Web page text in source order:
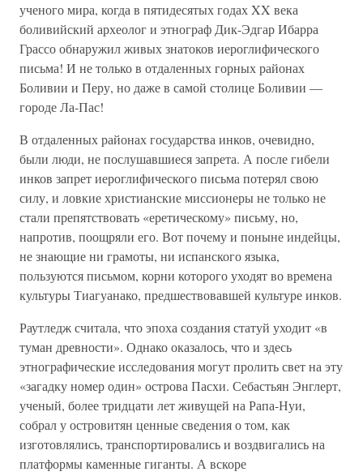
ученого мира, когда в пятидесятых годах XX века
боливийский археолог и этнограф Дик-Эдгар Ибарра
Грассо обнаружил живых знатоков иероглифического
письма! И не только в отдаленных горных районах
Боливии и Перу, но даже в самой столице Боливии —
городе Ла-Пас!
В отдаленных районах государства инков, очевидно,
были люди, не послушавшиеся запрета. А после гибели
инков запрет иероглифического письма потерял свою
силу, и ловкие христианские миссионеры не только не
стали препятствовать «еретическому» письму, но,
напротив, поощряли его. Вот почему и поныне индейцы,
не знающие ни грамоты, ни испанского языка,
пользуются письмом, корни которого уходят во времена
культуры Тиагуанако, предшествовавшей культуре инков.
Раутледж считала, что эпоха создания статуй уходит «в
туман древности». Однако оказалось, что и здесь
этнографические исследования могут пролить свет на эту
«загадку номер один» острова Пасхи. Себастьян Энглерт,
ученый, более тридцати лет живущей на Рапа-Нуи,
собрал у островитян ценные сведения о том, как
изготовлялись, транспортировались и воздвигались на
платформы каменные гиганты. А вскоре